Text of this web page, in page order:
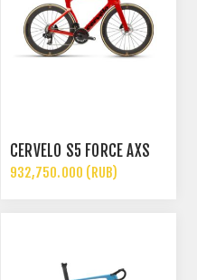
CERVÉLO S5 FORCE AXS
932,750.000 (RUB)